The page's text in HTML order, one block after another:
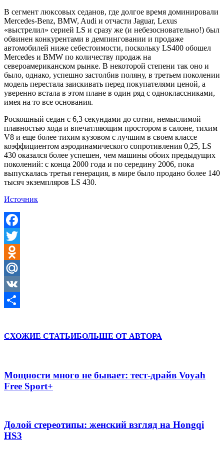
В сегмент люксовых седанов, где долгое время доминировали
Mercedes-Benz, BMW, Audi и отчасти Jaguar, Lexus
«выстрелил» серией LS и сразу же (и небезосновательно!) был
обвинен конкурентами в демпинговании и продаже
автомобилей ниже себестоимости, поскольку LS400 обошел
Mercedes и BMW по количеству продаж на
североамериканском рынке. В некоторой степени так оно и
было, однако, успешно застолбив поляну, в третьем поколении
модель перестала заискивать перед покупателями ценой, а
уверенно встала в этом плане в один ряд с одноклассниками,
имея на то все основания.
Роскошный седан с 6,3 секундами до сотни, немыслимой
плавностью хода и впечатляющим простором в салоне, тихим
V8 и еще более тихим кузовом с лучшим в своем классе
коэффициентом аэродинамического сопротивления 0,25, LS
430 оказался более успешен, чем машины обоих предыдущих
поколений: с конца 2000 года и по середину 2006, пока
выпускалась третья генерация, в мире было продано более 140
тысяч экземпляров LS 430.
Источник
Facebook
Twitter
Odnoklassniki
Mail.Ru
VK
СХОЖИЕ СТАТЬИБОЛЬШЕ ОТ АВТОРА
Мощности много не бывает: тест-драйв Voyah
Free Sport+
Долой стереотипы: женский взгляд на Hongqi
HS3